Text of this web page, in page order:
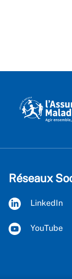
Réseaux
LinkedIn
YouTube